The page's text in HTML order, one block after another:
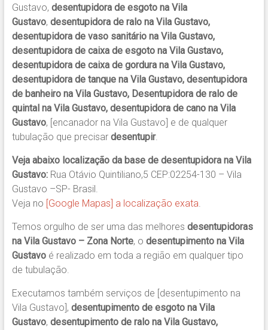
Gustavo, desentupidora de esgoto na Vila
Gustavo, desentupidora de ralo na Vila Gustavo,
desentupidora de vaso sanitário na Vila Gustavo,
desentupidora de caixa de esgoto na Vila Gustavo,
desentupidora de caixa de gordura na Vila Gustavo,
desentupidora de tanque na Vila Gustavo, desentupidora
de banheiro na Vila Gustavo, Desentupidora de ralo de
quintal na Vila Gustavo, desentupidora de cano na Vila
Gustavo, [encanador na Vila Gustavo] e de qualquer
tubulação que precisar desentupir.
Veja abaixo localização da base de desentupidora na Vila
Gustavo:Rua Otávio Quintiliano,5 CEP:02254-130 – Vila
Gustavo –SP- Brasil.
Veja no [Google Mapas] a localização exata.
Temos orgulho de ser uma das melhores desentupidoras
na Vila Gustavo – Zona Norte, o desentupimento na Vila
Gustavoé realizado em toda a região em qualquer tipo
de tubulação.
Executamos também serviços de [desentupimento na
Vila Gustavo], desentupimento de esgoto na Vila
Gustavo, desentupimento de ralo na Vila Gustavo,